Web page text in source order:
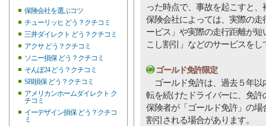
保険会社を選ぶコツ
チューリッヒ どう？クチコミ
三井ダイレクト どう？クチコミ
アクサ どう？クチコミ
ソニー損保 どう？クチコミ
そんぽ24 どう？クチコミ
SBI損保 どう？クチコミ
アメリカンホームダイレクト ク
チコミ
イーデザイン損保 どう？クチコ
ミ
った時点で、事故を起こすと
保険会社によっては、実際の
ービス」や実際の走行距離が
こし割引」などのサービスを
ゴールド免許限定
ゴールド免許は、過去５年以
転を続けたドライバーに、免
保険者が「ゴールド免許」の
割引される場合があります。